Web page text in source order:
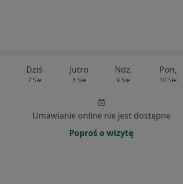
Dziś
7 Sie
Jutro
8 Sie
Ndz,
9 Sie
Pon,
10 Sie
Umawianie online nie jest dostępne
Poproś o wizytę